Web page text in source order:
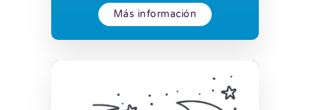
Más información